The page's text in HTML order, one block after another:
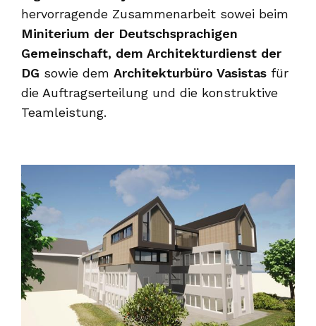
hervorragende Zusammenarbeit sowei beim
Miniterium der Deutschsprachigen
Gemeinschaft, dem Architekturdienst der
DG sowie dem Architekturbüro Vasistas für
die Auftragserteilung und die konstruktive
Teamleistung.